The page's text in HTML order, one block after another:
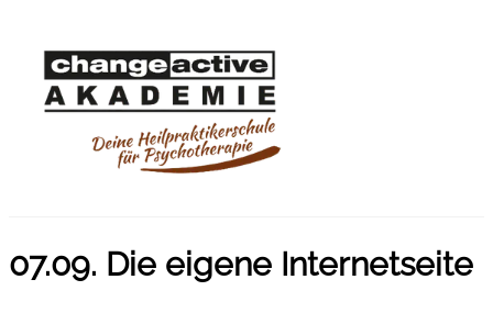
07.09. Die eigene Internetseite